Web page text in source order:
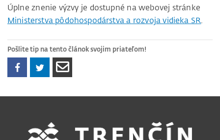
Úplne znenie výzvy je dostupné na webovej stránke
Ministerstva pôdohospodárstva a rozvoja vidieka SR.
Pošlite tip na tento článok svojim priateľom!